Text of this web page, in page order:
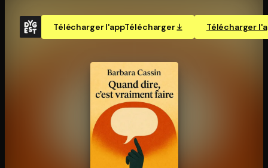
Télécharger l'appTélécharger Télécharger